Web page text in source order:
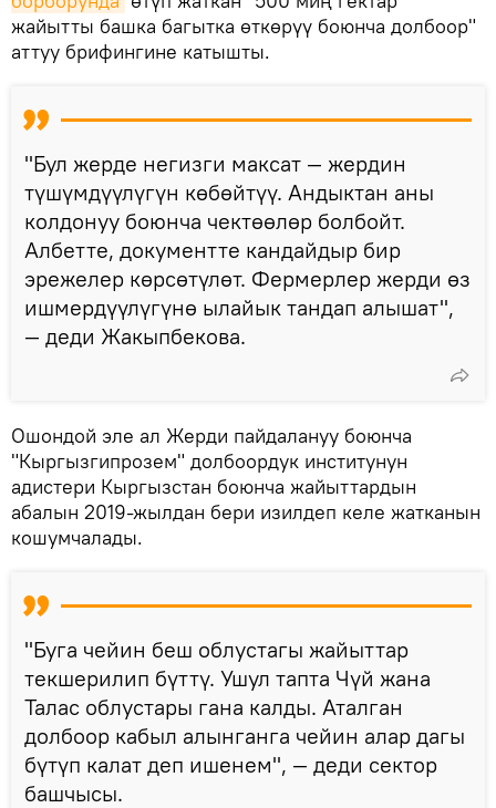
жайытты башка багытка өткөрүү боюнча долбоор"
аттуу брифингине катышты.
"Бул жерде негизги максат — жердин
түшүмдүүлүгүн көбөйтүү. Андыктан аны
колдонуу боюнча чектөөлөр болбойт.
Албетте, документте кандайдыр бир
эрежелер көрсөтүлөт. Фермерлер жерди өз
ишмердүүлүгүнө ылайык тандап алышат",
— деди Жакыпбекова.
Ошондой эле ал Жерди пайдалануу боюнча
"Кыргызгипрозем" долбоордук институнун
адистери Кыргызстан боюнча жайыттардын
абалын 2019-жылдан бери изилдеп келе жатканын
кошумчалады.
"Буга чейин беш облустагы жайыттар
текшерилип бүттү. Ушул тапта Чүй жана
Талас облустары гана калды. Аталган
долбоор кабыл алынганга чейин алар дагы
бүтүп калат деп ишенем", — деди сектор
башчысы.